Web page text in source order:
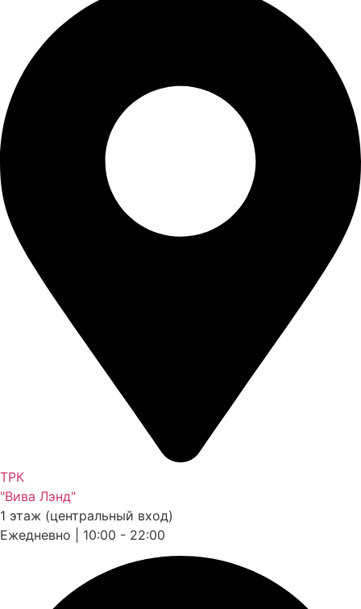
ТРК
"Вива Лэнд"
1 этаж (центральный вход)
Ежедневно | 10:00 - 22:00